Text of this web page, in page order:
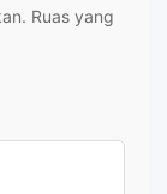
Ruas yang